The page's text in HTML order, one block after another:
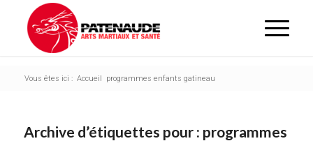
Vous êtes ici : Accueil programmes enfants gatineau
Archive d’étiquettes pour : programmes